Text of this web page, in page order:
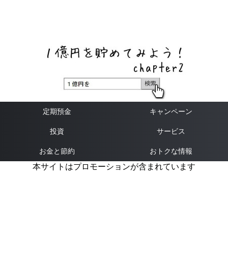
定期預金 キャンペーン
投資 サービス
お金と節約 おトクな情報
本サイトはプロモーションが含まれています